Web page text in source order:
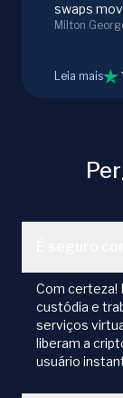
swaps
Milton
Leia mais
Com certeza!
custódia e
serviços
liberam a
usuário